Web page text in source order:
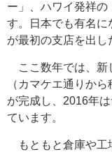
ー」、ハワイ発祥
す。日本でも有名に
が最初の支店を出し
ここ数年では、新
（カマケエ通りか
が完成し、2016年
ています。
もともと倉庫や